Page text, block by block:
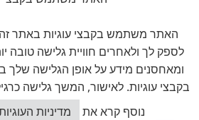
ביקורות אמיתיות ב-GOOGLE
דירוג 5 ★ מתוך 5
★★★★★על בסיס11 ביקורות מאומתות
לכל הביקורות ב-Google
האתר משתמש בקבצי עוגיות באתר זה
לספק לך ולאחרים חוויית גלישה טובה
ומאחסנים מידע על אופן הגלישה
בקבצי עוגיות. לאישור, המשך גלישה
נוסף קרא את
מדיניות כיצד אוכל לסייע?